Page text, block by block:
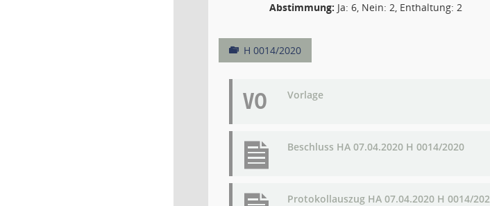
Abstimmung: Ja: 6, Nein: 2, Enthaltung: 2
H 0014/2020
VO Vorlage
Beschluss HA 07.04.2020 H 0014/2020
Protokollauszug HA 07.04.2020 H 0014/